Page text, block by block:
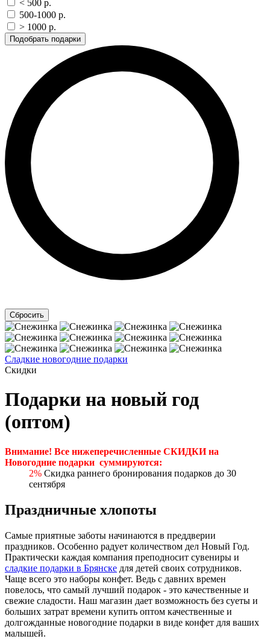
< 500 p.
500-1000 p.
> 1000 p.
Сладкие новогодние подарки
Скидки
Подарки на новый год
(оптом)
Внимание! Все нижеперечисленные СКИДКИ на
Новогодние подарки суммируются:
2% Скидка раннего бронирования подарков до 30
сентября
Праздничные хлопоты
Самые приятные заботы начинаются в преддверии
праздников. Особенно радует количеством дел Новый Год.
Практически каждая компания преподносит сувениры и
сладкие подарки в Брянске для детей своих сотрудников.
Чаще всего это наборы конфет. Ведь с давних времен
повелось, что самый лучший подарок - это качественные и
свежие сладости. Наш магазин дает возможность без суеты и
больших затрат времени купить оптом качественные и
долгожданные новогодние подарки в виде конфет для ваших
малышей.